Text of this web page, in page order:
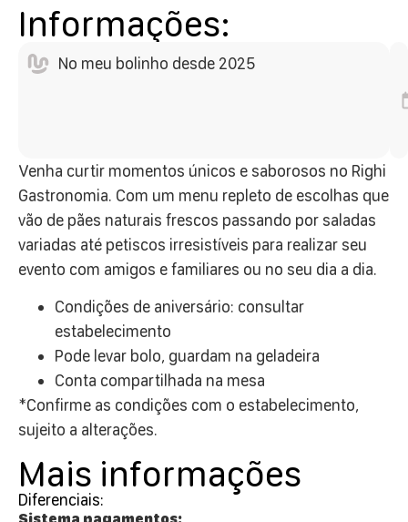
Informações:
No meu bolinho desde 2025
Venha curtir momentos únicos e saborosos no Righi
Gastronomia. Com um menu repleto de escolhas que
vão de pães naturais frescos passando por saladas
variadas até petiscos irresistíveis para realizar seu
evento com amigos e familiares ou no seu dia a dia.
Condições de aniversário: consultar
estabelecimento
Pode levar bolo, guardam na geladeira
Conta compartilhada na mesa
*Confirme as condições com o estabelecimento,
sujeito a alterações.
Mais informações
Diferenciais: